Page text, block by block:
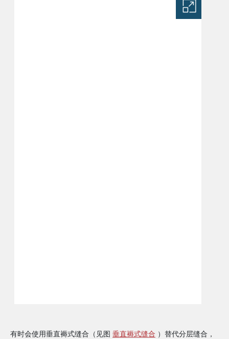
有时会使用垂直褥式缝合（见图 垂直褥式缝合 ）替代分层缝合，